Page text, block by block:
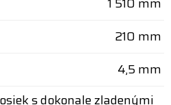
210 mm
4,5 mm
s dokonale zladenými